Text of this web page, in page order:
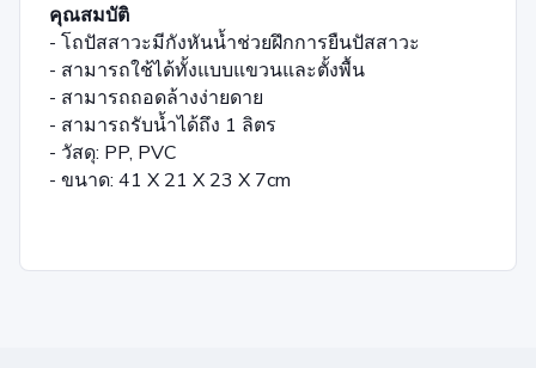
คุณสมบัติ
- โถปัสสาวะมีกังหันน้ำช่วยฝึกการยืนปัสสาวะ
- สามารถใช้ได้ทั้งแบบแขวนและตั้งพื้น
- สามารถถอดล้างง่ายดาย
- สามารถรับน้ำได้ถึง 1 ลิตร
- วัสดุ: PP, PVC
- ขนาด: 41 X 21 X 23 X 7cm